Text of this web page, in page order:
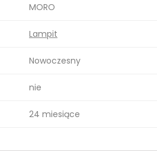
MORO
Lampit
Nowoczesny
nie
24 miesiące